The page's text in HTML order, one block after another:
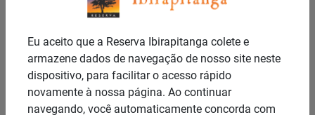
Eu aceito que a Reserva Ibirapitanga colete e
armazene dados de navegação de nosso site neste
dispositivo, para facilitar o acesso rápido
novamente à nossa página. Ao continuar
navegando, você automaticamente concorda com